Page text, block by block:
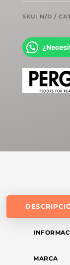
SKU: N/D
MARCA